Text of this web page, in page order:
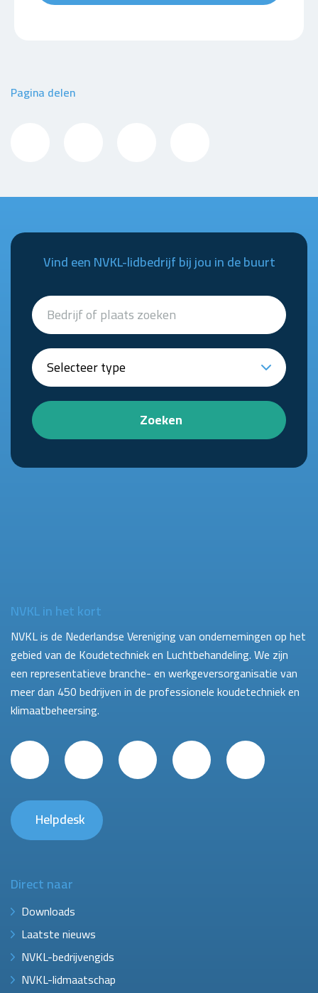
Pagina delen
Vind een NVKL-lidbedrijf bij jou in de buurt
Zoeken
NVKL in het kort
NVKL is de Nederlandse Vereniging van ondernemingen op het
gebied van de Koudetechniek en Luchtbehandeling. We zijn
een representatieve branche- en werkgeversorganisatie van
meer dan 450 bedrijven in de professionele koudetechniek en
klimaatbeheersing.
Helpdesk
Direct naar
Downloads
Laatste nieuws
NVKL-bedrijvengids
NVKL-lidmaatschap